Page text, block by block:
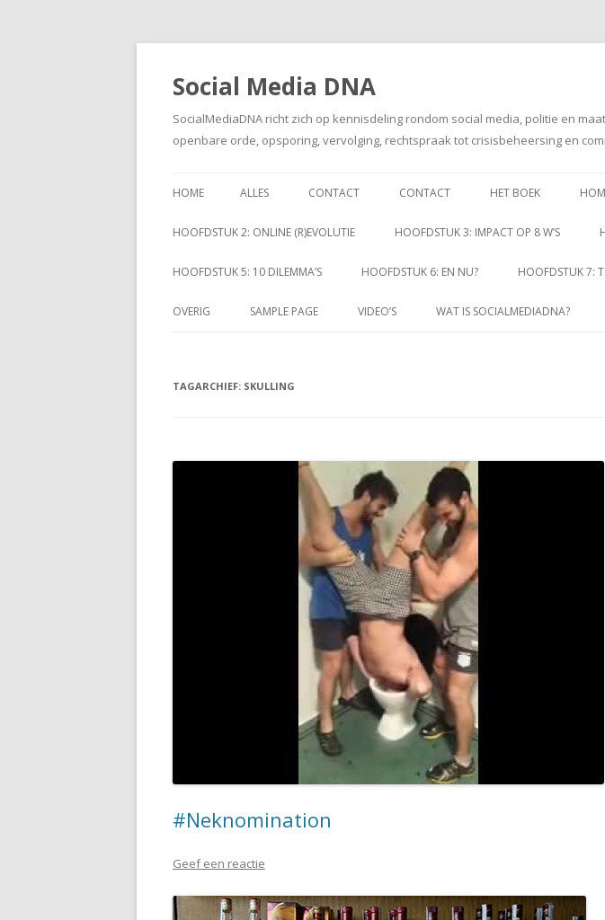
Social Media DNA
SocialMediaDNA richt zich op kennisdeling rondom social media, politie en
openbare orde, opsporing, vervolging, rechtspraak tot crisisbeheersing en
HOME ALLES CONTACT CONTACT HET BOEK
HOOFDSTUK 2: ONLINE (R)EVOLUTIE HOOFDSTUK 3: IMPACT OP 8 W’S
HOOFDSTUK 5: 10 DILEMMA’S HOOFDSTUK 6: EN NU? HOOFDSTUK 7:
OVERIG SAMPLE PAGE VIDEO’S WAT IS SOCIALMEDIADNA?
TAGARCHIEF: SKULLING
#Neknomination
Geef een reactie